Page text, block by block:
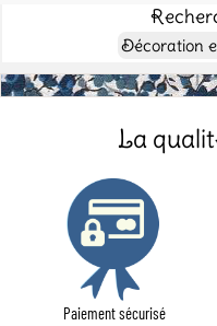
Décoration
La
Paiement sécurisé